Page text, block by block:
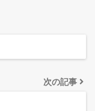
次の記事